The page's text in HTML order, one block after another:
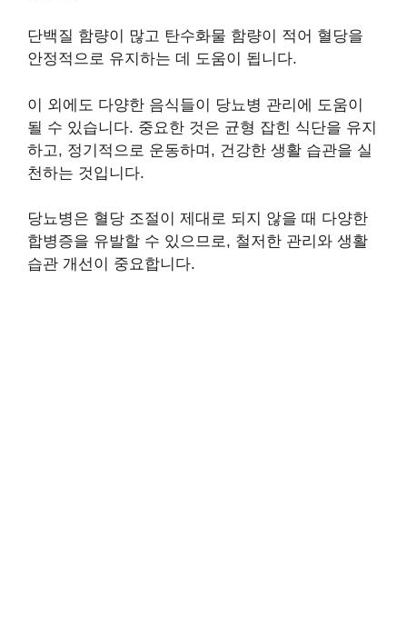
단백질 함량이 많고 탄수화물 함량이 적어 혈당을
안정적으로 유지하는 데 도움이 됩니다.
이 외에도 다양한 음식들이 당뇨병 관리에 도움이
될 수 있습니다. 중요한 것은 균형 잡힌 식단을 유지
하고, 정기적으로 운동하며, 건강한 생활 습관을 실
천하는 것입니다.
당뇨병은 혈당 조절이 제대로 되지 않을 때 다양한
합병증을 유발할 수 있으므로, 철저한 관리와 생활
습관 개선이 중요합니다.